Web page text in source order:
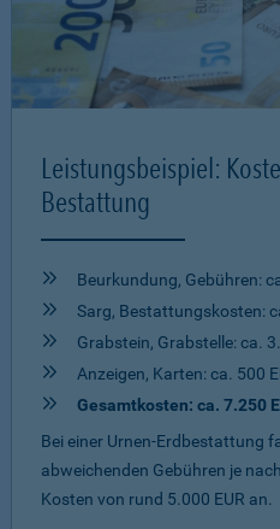
Leistungsbeispiel:
Bestattung
Beurkundung, Gebühren:
Sarg, Bestattungskosten:
Grabstein, Grabstelle: ca.
Anzeigen, Karten: ca. 500
Gesamtkosten: ca. 7.250
Bei einer Urnen-Erdbestattung
abweichenden Gebühren je
Kosten von rund 5.000 EUR an.